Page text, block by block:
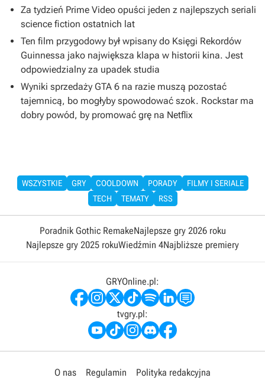
Za tydzień Prime Video opuści jeden z najlepszych seriali
science fiction ostatnich lat
Ten film przygodowy był wpisany do Księgi Rekordów
Guinnessa jako największa klapa w historii kina. Jest
odpowiedzialny za upadek studia
Wyniki sprzedaży GTA 6 na razie muszą pozostać
tajemnicą, bo mogłyby spowodować szok. Rockstar ma
dobry powód, by promować grę na Netflix
WSZYSTKIE GRY COOLDOWN PORADY
FILMY I SERIALE
TECH
TEMATY RSS
Poradnik Gothic RemakeNajlepsze gry 2026 roku
Najlepsze gry 2025 rokuWiedźmin 4Najbliższe premiery
GRYOnline.pl:
tvgry.pl:
O nas Regulamin Polityka redakcyjna